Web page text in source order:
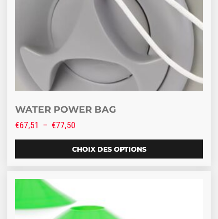
WATER POWER BAG
€67,51 – €77,50
CHOIX DES OPTIONS
Ce produit a plusieurs variations. Les options